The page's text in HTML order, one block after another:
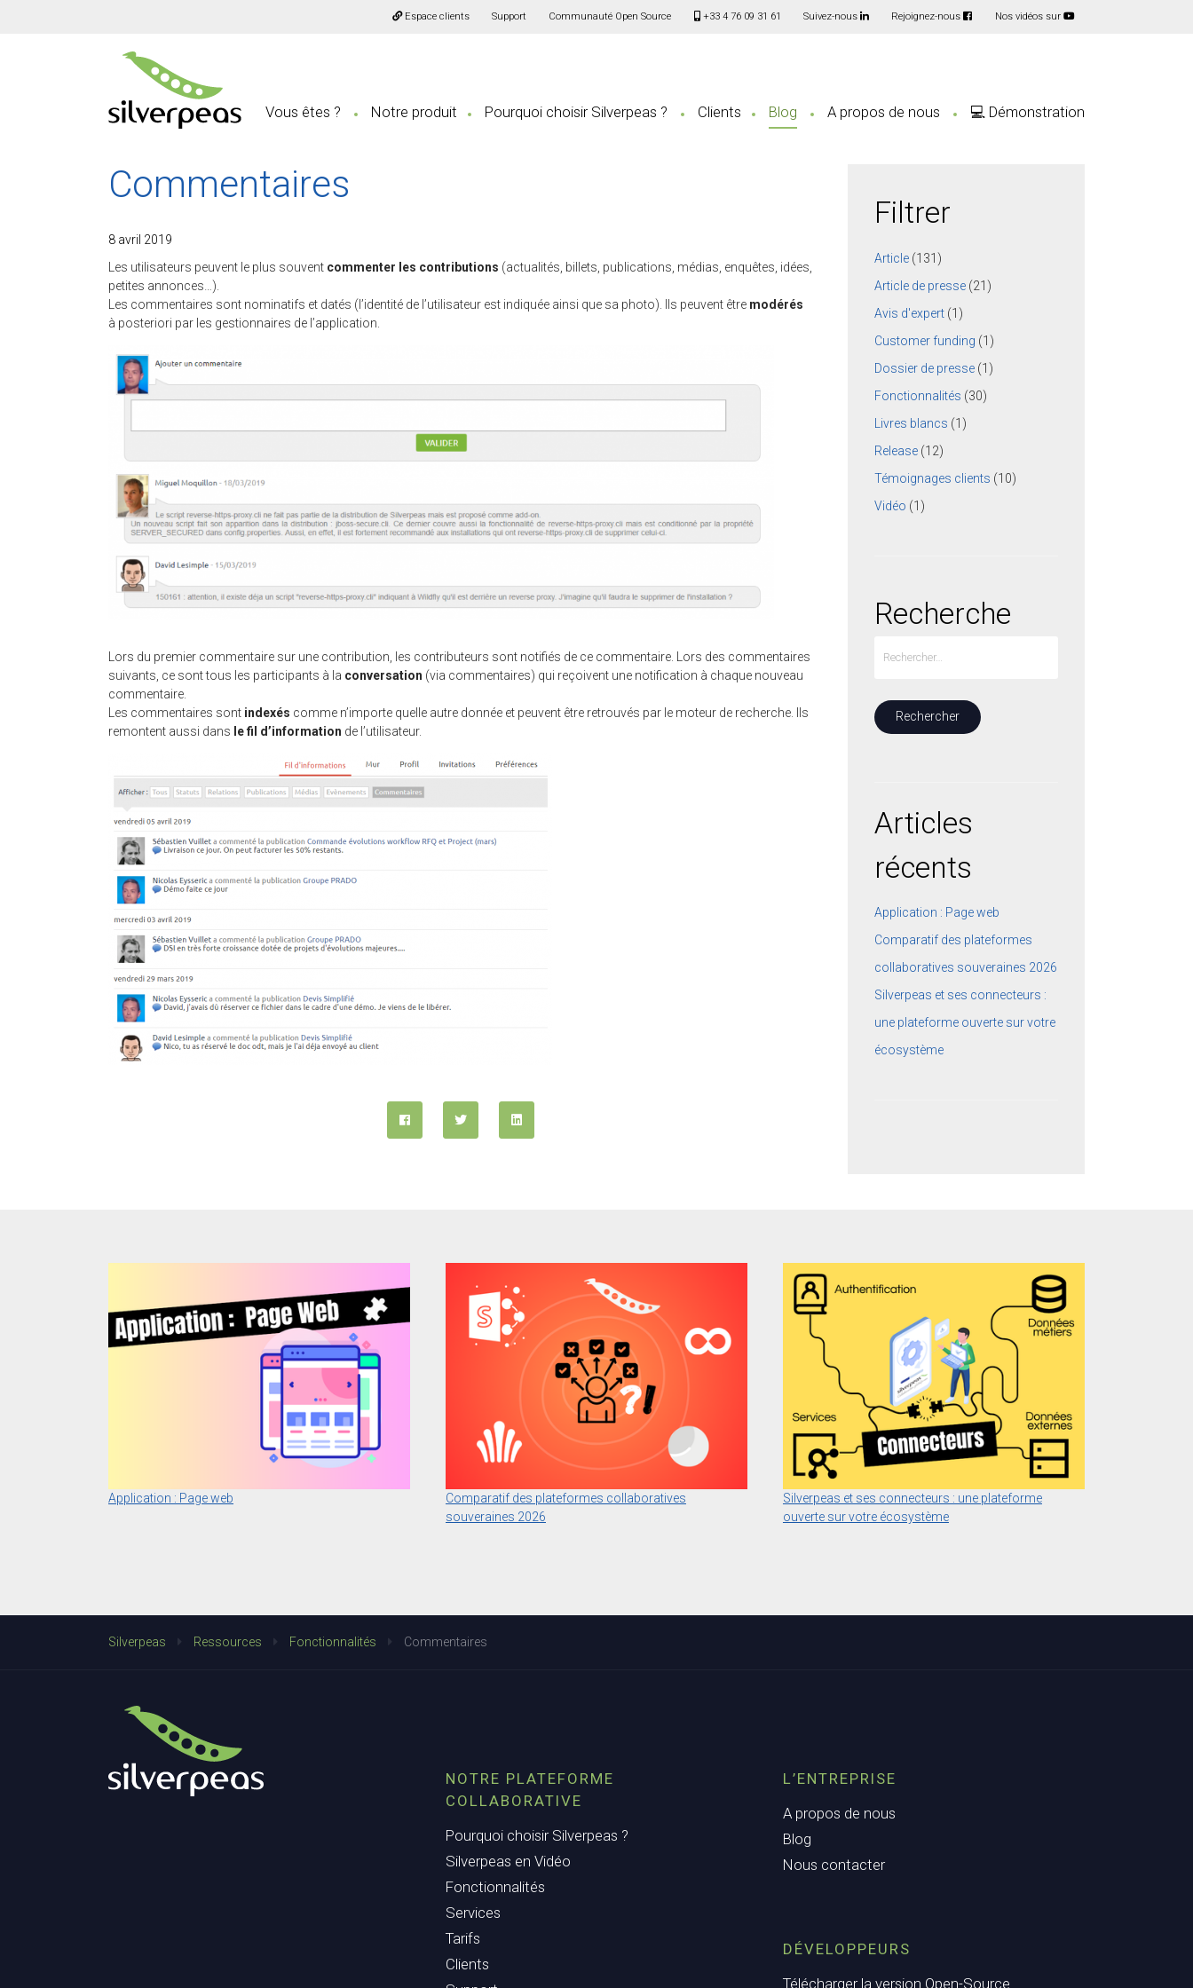
Espace clients Support Communauté Open Source +33 4 76 09 31 61 Suivez-nous Rejoignez-nous Nos vidéos sur
Vous êtes ? Notre produit Pourquoi choisir Silverpeas ? Clients Blog A propos de nous 💻 Démonstration
Commentaires
8 avril 2019
Les utilisateurs peuvent le plus souvent commenter les contributions (actualités, billets, publications, médias, enquêtes, idées,
petites annonces…).
Les commentaires sont nominatifs et datés (l’identité de l’utilisateur est indiquée ainsi que sa photo). Ils peuvent être modérés
à posteriori par les gestionnaires de l’application.
Lors du premier commentaire sur une contribution, les contributeurs sont notifiés de ce commentaire. Lors des commentaires
suivants, ce sont tous les participants à la conversation (via commentaires) qui reçoivent une notification à chaque nouveau
commentaire.
Les commentaires sont indexés comme n’importe quelle autre donnée et peuvent être retrouvés par le moteur de recherche. Ils
remontent aussi dans le fil d’information de l’utilisateur.
Filtrer
Article (131)
Article de presse (21)
Avis d'expert (1)
Customer funding (1)
Dossier de presse (1)
Fonctionnalités (30)
Livres blancs (1)
Release (12)
Témoignages clients (10)
Vidéo (1)
Recherche
Articles
récents
Application : Page web
Comparatif des plateformes
collaboratives souveraines 2026
Silverpeas et ses connecteurs :
une plateforme ouverte sur votre
écosystème
Application : Page web
Comparatif des plateformes collaboratives
souveraines 2026
Silverpeas et ses connecteurs : une plateforme
ouverte sur votre écosystème
Silverpeas Ressources Fonctionnalités Commentaires
NOTRE PLATEFORME
COLLABORATIVE
Pourquoi choisir Silverpeas ?
Silverpeas en Vidéo
Fonctionnalités
Services
Tarifs
Clients
L’ENTREPRISE
A propos de nous
Blog
Nous contacter
DÉVELOPPEURS
Télécharger la version Open-Source